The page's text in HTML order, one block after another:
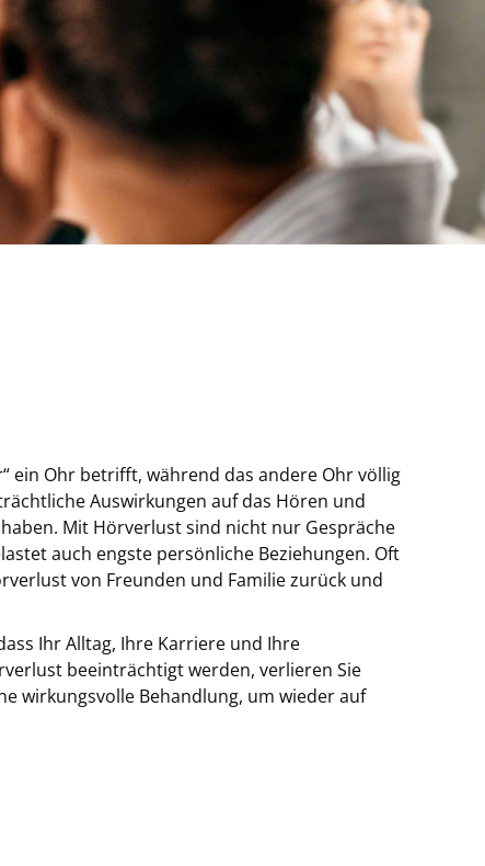
ein Ohr betrifft, während das andere Ohr völlig
Auswirkungen auf das Hören und
Mit Hörverlust sind nicht nur Gespräche
auch engste persönliche Beziehungen. Oft
von Freunden und Familie zurück und
Ihr Alltag, Ihre Karriere und Ihre
beeinträchtigt werden, verlieren Sie
wirkungsvolle Behandlung, um wieder auf